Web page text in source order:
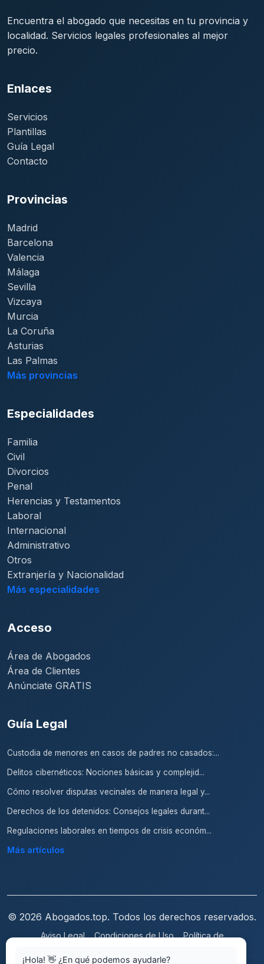
Encuentra el abogado que necesitas en tu provincia y
localidad. Servicios legales profesionales al mejor
precio.
Enlaces
Servicios
Plantillas
Guía Legal
Contacto
Provincias
Madrid
Barcelona
Valencia
Málaga
Sevilla
Vizcaya
Murcia
La Coruña
Asturias
Las Palmas
Más provincias
Especialidades
Familia
Civil
Divorcios
Penal
Herencias y Testamentos
Laboral
Internacional
Administrativo
Otros
Extranjería y Nacionalidad
Más especialidades
Acceso
Área de Abogados
Área de Clientes
Anúnciate GRATIS
Guía Legal
Custodia de menores en casos de padres no casados:...
Delitos cibernéticos: Nociones básicas y complejid...
Cómo resolver disputas vecinales de manera legal y...
Derechos de los detenidos: Consejos legales durant...
Regulaciones laborales en tiempos de crisis económ...
Más artículos
© 2026 Abogados.top. Todos los derechos reservados.
Aviso Legal Condiciones de Uso
Política de
¡Hola! 👋 ¿En qué podemos ayudarle?